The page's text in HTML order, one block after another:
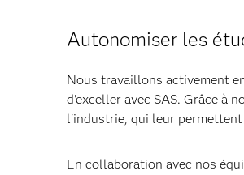
Autonomiser les
Nous travaillons activement
d'exceller avec SAS. Grâce à
l'industrie, qui leur
En collaboration avec nos